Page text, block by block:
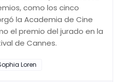
como los cinco
la Academia de Cine
el premio del jurado en la
de Cannes.
Loren